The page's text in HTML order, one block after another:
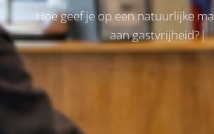
Hoegeef je op eennatuurlijkema
aangastvrijheid?